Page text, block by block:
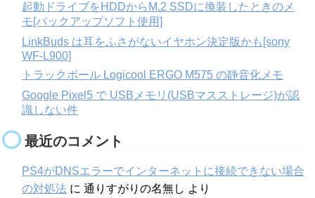
起動ドライブをHDDからM.2 SSDに換装したときのメ
モ[バックアップソフト使用]
LinkBuds は耳をふさがないイヤホン決定版かも[sony
WF-L900]
トラックボール Logicool ERGO M575 の静音化メモ
Google Pixel5 で USBメモリ(USBマスストレージ)が認
識しない件
最近のコメント
PS4がDNSエラーでインターネットに接続できない場合
の対処法 に 通りすがりの名無し より